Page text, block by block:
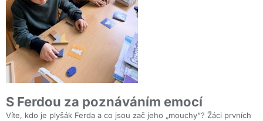
S Ferdou za poznáváním emocí
Víte, kdo je plyšák Ferda a co jsou zač jeho „mouchy“? Žáci prvních